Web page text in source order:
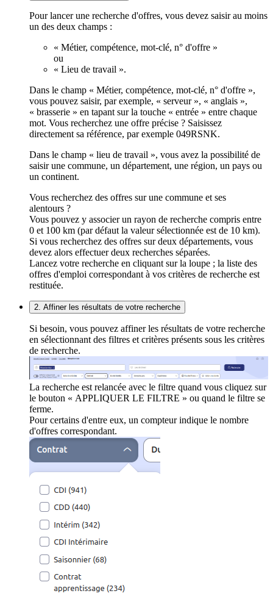
Pour lancer une recherche d'offres, vous devez saisir au moins
un des deux champs :
« Métier, compétence, mot-clé, n° d'offre »
ou
« Lieu de travail ».
Dans le champ « Métier, compétence, mot-clé, n° d'offre »,
vous pouvez saisir, par exemple, « serveur », « anglais »,
« brasserie » en tapant sur la touche « entrée » entre chaque
mot. Vous recherchez une offre précise ? Saisissez
directement sa référence, par exemple 049RSNK.
Dans le champ « lieu de travail », vous avez la possibilité de
saisir une commune, un département, une région, un pays ou
un continent.
Vous recherchez des offres sur une commune et ses
alentours ?
Vous pouvez y associer un rayon de recherche compris entre
0 et 100 km (par défaut la valeur sélectionnée est de 10 km).
Si vous recherchez des offres sur deux départements, vous
devez alors effectuer deux recherches séparées.
Lancez votre recherche en cliquant sur la loupe ; la liste des
offres d'emploi correspondant à vos critères de recherche est
restituée.
2. Affiner les résultats de votre recherche
Si besoin, vous pouvez affiner les résultats de votre recherche
en sélectionnant des filtres et critères présents sous les critères
de recherche.
La recherche est relancée avec le filtre quand vous cliquez sur
le bouton « APPLIQUER LE FILTRE » ou quand le filtre se
ferme.
Pour certains d'entre eux, un compteur indique le nombre
d'offres correspondant.